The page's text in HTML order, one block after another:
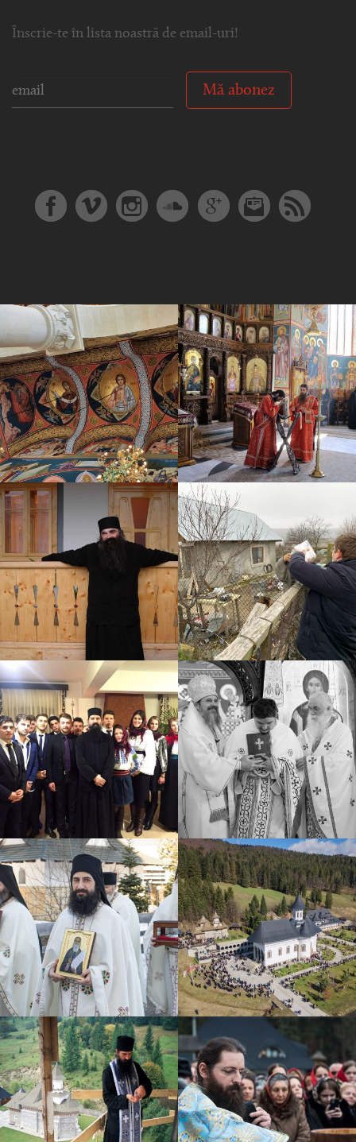
Înscrie-te în lista noastră de email-uri!
Mă abonez